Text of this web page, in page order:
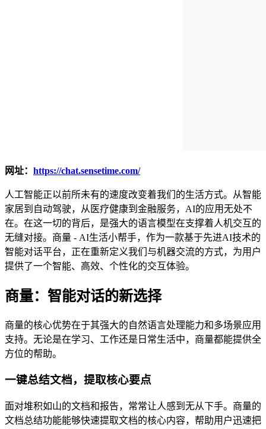
网址： https://chat.sensetime.com/
人工智能正以前所未有的速度改变着我们的生活方式。从智能
家居到自动驾驶，从医疗健康到金融服务，AI的应用无处不
在。在这一切的背后，是强大的语言模型在支撑着人机交互的
无缝对接。商量 - AI生活小帮手，作为一款基于先进AI技术的
智能对话平台，正在重新定义我们与机器交流的方式，为用户
提供了一个智能、高效、个性化的交互体验。
商量：智能对话的新选择
商量的核心优势在于其强大的自然语言处理能力和多场景应用
支持。无论是在学习、工作还是日常生活中，商量都能提供全
方位的帮助。
一键总结文档，提取核心要点
面对堆积如山的文档和报告，常常让人感到无从下手。商量的
文档总结功能能够快速提取文档的核心内容，帮助用户迅速把